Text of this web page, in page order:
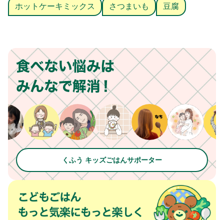
ホットケーキミックス
さつまいも 豆腐
くふう キッズごはんサポーター